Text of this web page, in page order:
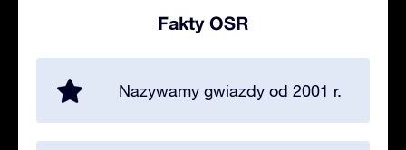
Fakty OSR
Nazywamy gwiazdy od 2001 r.